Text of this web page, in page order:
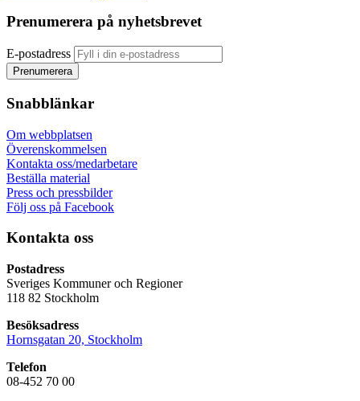
Prenumerera på nyhetsbrevet
E-postadress
Snabblänkar
Om webbplatsen
Överenskommelsen
Kontakta oss/medarbetare
Beställa material
Press och pressbilder
Följ oss på Facebook
Kontakta oss
Postadress
Sveriges Kommuner och Regioner
118 82 Stockholm
Besöksadress
Hornsgatan 20, Stockholm
Telefon
08-452 70 00